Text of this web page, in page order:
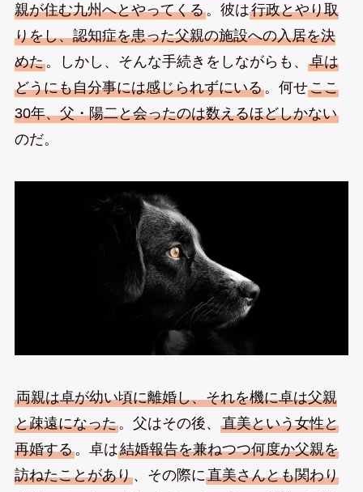
親が住む九州へとやってくる。彼は行政とやり取
りをし、認知症を患った父親の施設への入居を決
めた。しかし、そんな手続きをしながらも、 卓は
どうにも自分事には感じられずにいる。何せここ
30年、父・陽二と会ったのは数えるほどしかない
のだ。
両親は卓が幼い頃に離婚し、それを機に卓は父親
と疎遠になった。父はその後、 直美という女性と
再婚する。卓は結婚報告を兼ねつつ何度か父親を
訪ねたことがあり、その際に直美さんとも関わり